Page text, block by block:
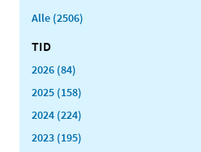
Alle (2506)
TID
2026 (84)
2025 (158)
2024 (224)
2023 (195)